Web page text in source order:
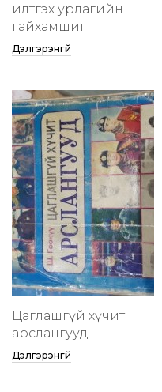
илтгэх урлагийн
гайхамшиг
Дэлгэрэнгүй
Цаглашгүй хүчит
арслангууд
Дэлгэрэнгүй